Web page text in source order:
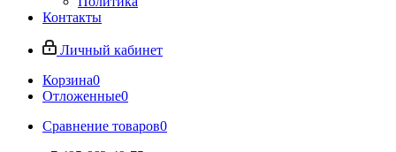
Контакты
Личный кабинет
Корзина0
Отложенные0
Сравнение товаров0